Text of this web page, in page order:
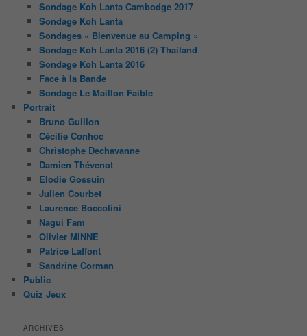
Sondage Koh Lanta Cambodge 2017
Sondage Koh Lanta
Sondages « Bienvenue au Camping »
Sondage Koh Lanta 2016 (2) Thailand
Sondage Koh Lanta 2016
Face à la Bande
Sondage Le Maillon Faible
Portrait
Bruno Guillon
Cécilie Conhoc
Christophe Dechavanne
Damien Thévenot
Elodie Gossuin
Julien Courbet
Laurence Boccolini
Nagui Fam
Olivier MINNE
Patrice Laffont
Sandrine Corman
Public
Quiz Jeux
ARCHIVES